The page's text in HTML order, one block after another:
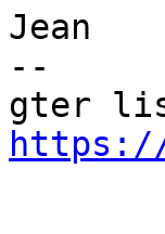
Jean
--